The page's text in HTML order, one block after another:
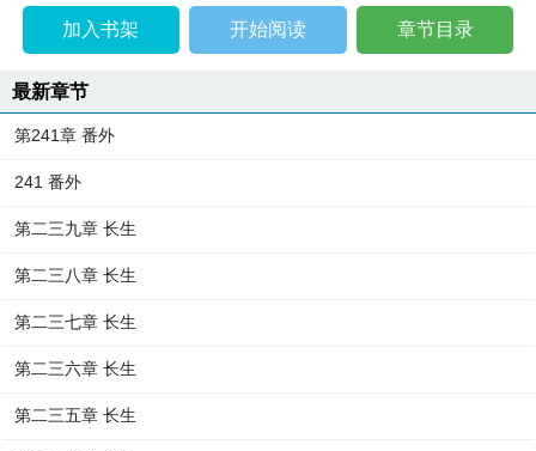
加入书架 开始阅读 章节目录
最新章节
第241章 番外
241 番外
第二三九章 长生
第二三八章 长生
第二三七章 长生
第二三六章 长生
第二三五章 长生